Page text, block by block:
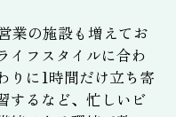
業の施設も増えてお
イフスタイルに合わ
りに1時間だけ立ち寄
するなど、忙しいビ